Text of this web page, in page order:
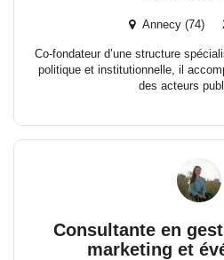
Annecy (74)
Co-fondateur d’une structure
politique et institutionnelle, il
des acteurs
Consultante en
marketing et